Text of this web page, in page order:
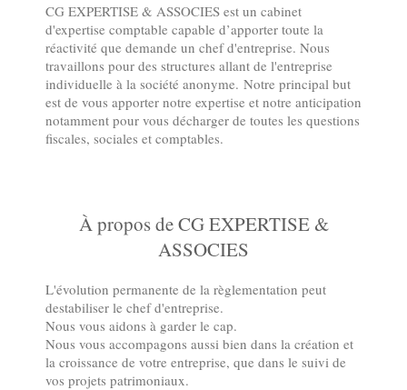
CG EXPERTISE & ASSOCIES est un cabinet
d'expertise comptable capable d’apporter toute la
réactivité que demande un chef d'entreprise. Nous
travaillons pour des structures allant de l'entreprise
individuelle à la société anonyme. Notre principal but
est de vous apporter notre expertise et notre anticipation
notamment pour vous décharger de toutes les questions
fiscales, sociales et comptables.
À propos de CG EXPERTISE &
ASSOCIES
L'évolution permanente de la règlementation peut
destabiliser le chef d'entreprise.
Nous vous aidons à garder le cap.
Nous vous accompagons aussi bien dans la création et
la croissance de votre entreprise, que dans le suivi de
vos projets patrimoniaux.